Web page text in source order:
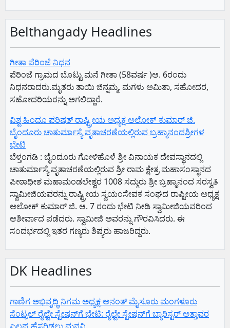
Belthangady Headlines
ಗೀತಾ ಪೆರಿಂಜೆ ನಿಧನ
ಪೆರಿಂಜೆ ಗ್ರಾಮದ ಬೊಟ್ಟು ಮನೆ ಗೀತಾ (58ವರ್ಷ )ಆ. 6ರಂದು
ನಿಧನರಾದರು.ಮೃತರು ತಾಯಿ ಜಿನ್ನಮ್ಮ, ಮಗಳು ಅಮಿತಾ, ಸಹೋದರ,
ಸಹೋದರಿಯರನ್ನು ಅಗಲಿದ್ದಾರೆ.
ವಿಶ್ವ ಹಿಂದೂ ಪರಿಷತ್ ರಾಷ್ಟ್ರೀಯ ಅಧ್ಯಕ್ಷ ಅಲೋಕ್ ಕುಮಾರ್ ಜಿ.
ಬೈಂದೂರು ಚಾತುರ್ಮಾಸ್ಯೆ ವೃತಾಚರಣೆಯಲ್ಲಿರುವ ಬ್ರಹ್ಮಾನಂದಶ್ರೀಗಳ
ಭೇಟಿ
ಬೆಳ್ತಂಗಡಿ : ಬೈಂದೂರು ಗೋಳಿಹೊಳೆ ಶ್ರೀ ವಿನಾಯಕ ದೇವಸ್ಥಾನದಲ್ಲಿ
ಚಾತುರ್ಮಾಸ್ಯೆ ವೃತಾಚರಣೆಯಲ್ಲಿರುವ ಶ್ರೀ ರಾಮ ಕ್ಷೇತ್ರ ಮಹಾಸಂಸ್ಥಾನದ
ಪೀಠಾಧೀಶ ಮಹಾಮಂಡಲೇಶ್ವರ 1008 ಸದ್ಗುರು ಶ್ರೀ ಬ್ರಹ್ಮಾನಂದ ಸರಸ್ವತಿ
ಸ್ವಾಮೀಜಿಯವರನ್ನು ರಾಷ್ಟ್ರೀಯ ಸ್ವಯಂಸೇವಕ ಸಂಘದ ರಾಷ್ಟೀಯ ಅಧ್ಯಕ್ಷ
ಅಲೋಕ್ ಕುಮಾರ್ ಜಿ. ಆ. 7 ರಂದು ಭೇಟಿ ನೀಡಿ ಸ್ವಾಮೀಜಿಯವರಿಂದ
ಆಶೀರ್ವಾದ ಪಡೆದರು. ಸ್ವಾಮೀಜಿ ಅವರನ್ನು ಗೌರವಿಸಿದರು. ಈ
ಸಂದರ್ಭದಲ್ಲಿ ಇತರ ಗಣ್ಯರು ಶಿಷ್ಯರು ಹಾಜರಿದ್ದರು.
DK Headlines
ಗಾಣಿಗ ಅಭಿವೃದ್ಧಿ ನಿಗಮ ಅಧ್ಯಕ್ಷ‌ ಅನಂತ್‌ ಮೈಸೂರು ಮಂಗಳೂರು
ಸೆಂಟ್ರಲ್‌ ರೈಲ್ವೇ ಸ್ಟೇಷನ್‌ಗೆ ಭೇಟಿ: ರೈಲ್ವೇ ಸ್ಟೇಷನ್‌ಗೆ ಬ್ಯಾರಿಸ್ಟರ್‌ ಅತ್ತಾವರ